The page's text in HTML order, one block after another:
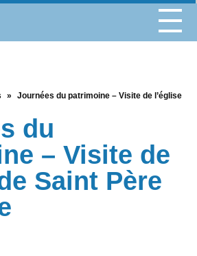
»
Journées du patrimoine – Visite de l’église
du
– Visite de
Saint Père